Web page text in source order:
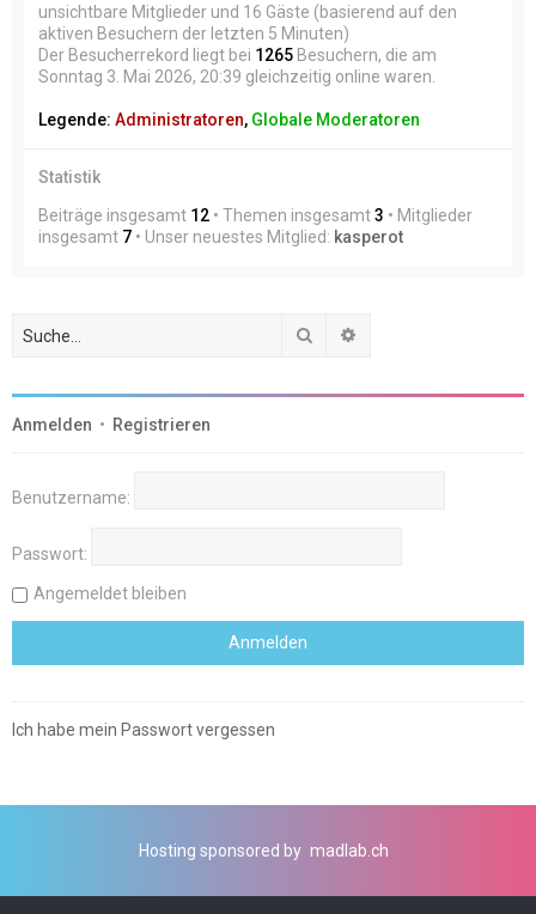
unsichtbare Mitglieder und 16 Gäste (basierend auf den
aktiven Besuchern der letzten 5 Minuten)
Der Besucherrekord liegt bei 1265 Besuchern, die am
Sonntag 3. Mai 2026, 20:39 gleichzeitig online waren.
Legende: Administratoren, Globale Moderatoren
Statistik
Beiträge insgesamt 12 • Themen insgesamt3 • Mitglieder
insgesamt 7 • Unser neuestes Mitglied: kasperot
Suche
Anmelden • Registrieren
Benutzername:
Passwort:
Angemeldet bleiben
Ich habe mein Passwort vergessen
Hosting sponsored by madlab.ch